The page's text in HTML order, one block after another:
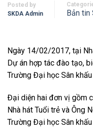
Posted by
SKDA Admin
Bản tin
Ngày 14/02/2017, tại
Dự án hợp tác đào tạo,
Trường Đại học Sân
Đại diện hai đơn vị gồm
Nhà hát Tuổi trẻ và Ông
Trường Đại học Sân